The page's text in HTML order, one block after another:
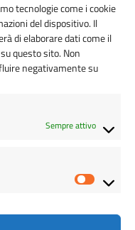
tecnologie come i cookie
del dispositivo. Il
di elaborare dati come il
questo sito. Non
negativamente su
Sempre attivo
PRIVACY POLICY